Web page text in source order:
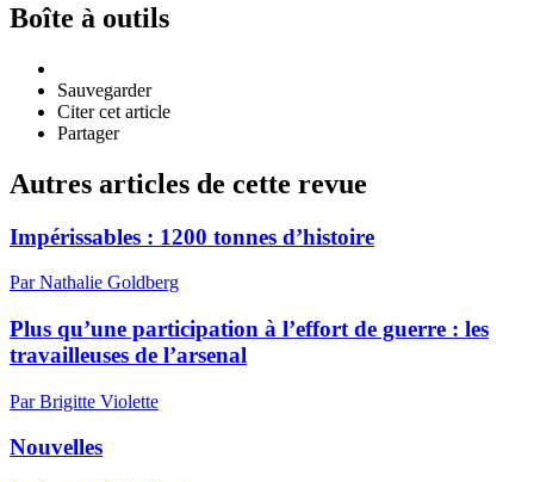
Boîte à outils
Sauvegarder
Citer cet article
Partager
Autres articles de cette revue
Impérissables : 1200 tonnes d’histoire
Par Nathalie Goldberg
Plus qu’une participation à l’effort de guerre : les
travailleuses de l’arsenal
Par Brigitte Violette
Nouvelles